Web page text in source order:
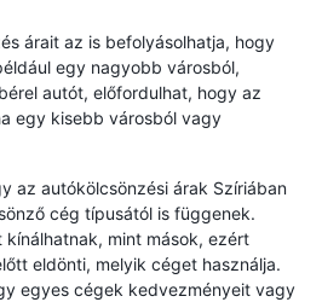
árait az is befolyásolhatja, hogy
egy nagyobb városból,
autót, előfordulhat, hogy az
egy kisebb városból vagy
az autókölcsönzési árak Szíriában
cég típusától is függenek.
mint mások, ezért
eldönti, melyik céget használja.
egyes cégek kedvezményeit vagy